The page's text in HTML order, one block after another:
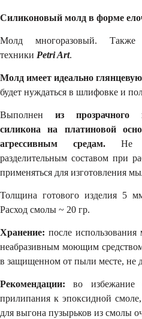
Силиконовый молд в форме
Молд многоразовый. Также
техники Petri Art.
Молд имеет идеально
будет нуждаться в шлифовке и
Выполнен из прозрачного
силикона на платиновой
агрессивным средам. Не
разделительным составом при
применяться для изготовления
Толщина готового изделия 5
Расход смолы ~ 20 гр.
Хранение: после
неабразивным моющим
в защищенном от пыли месте, не
Рекомендации: во избежание
прилипания к эпоксидной
для выгона пузырьков из смолы